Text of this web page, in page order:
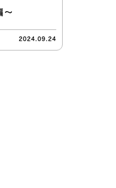
〜
2024.09.24